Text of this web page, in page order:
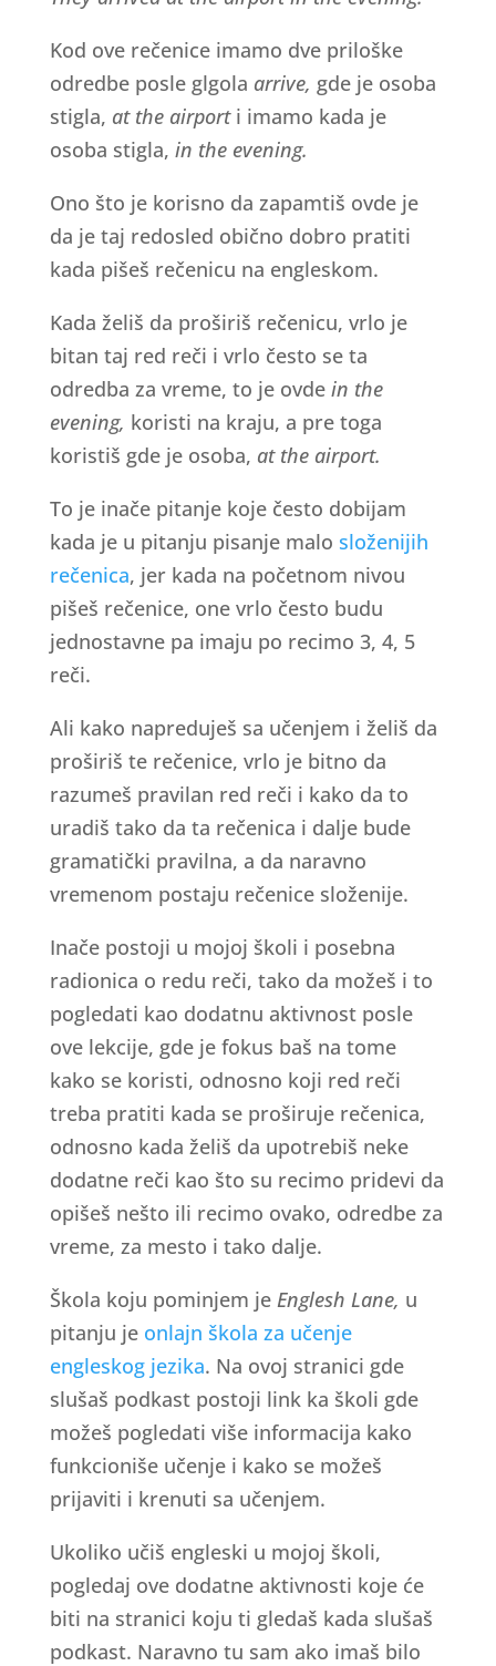
Kod ove rečenice imamo dve priloške
odredbe posle glgola arrive, gde je osoba
stigla, at the airport i imamo kada je
osoba stigla, in the evening.
Ono što je korisno da zapamtiš ovde je
da je taj redosled obično dobro pratiti
kada pišeš rečenicu na engleskom.
Kada želiš da proširiš rečenicu, vrlo je
bitan taj red reči i vrlo često se ta
odredba za vreme, to je ovde in the
evening, koristi na kraju, a pre toga
koristiš gde je osoba, at the airport.
To je inače pitanje koje često dobijam
kada je u pitanju pisanje malo složenijih
rečenica, jer kada na početnom nivou
pišeš rečenice, one vrlo često budu
jednostavne pa imaju po recimo 3, 4, 5
reči.
Ali kako napreduješ sa učenjem i želiš da
proširiš te rečenice, vrlo je bitno da
razumeš pravilan red reči i kako da to
uradiš tako da ta rečenica i dalje bude
gramatički pravilna, a da naravno
vremenom postaju rečenice složenije.
Inače postoji u mojoj školi i posebna
radionica o redu reči, tako da možeš i to
pogledati kao dodatnu aktivnost posle
ove lekcije, gde je fokus baš na tome
kako se koristi, odnosno koji red reči
treba pratiti kada se proširuje rečenica,
odnosno kada želiš da upotrebiš neke
dodatne reči kao što su recimo pridevi da
opišeš nešto ili recimo ovako, odredbe za
vreme, za mesto i tako dalje.
Škola koju pominjem je Englesh Lane, u
pitanju je onlajn škola za učenje
engleskog jezika. Na ovoj stranici gde
slušaš podkast postoji link ka školi gde
možeš pogledati više informacija kako
funkcioniše učenje i kako se možeš
prijaviti i krenuti sa učenjem.
Ukoliko učiš engleski u mojoj školi,
pogledaj ove dodatne aktivnosti koje će
biti na stranici koju ti gledaš kada slušaš
podkast. Naravno tu sam ako imaš bilo